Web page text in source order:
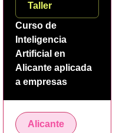
Taller
Curso de
Inteligencia
Artificial en
Alicante aplicada
a empresas
Alicante